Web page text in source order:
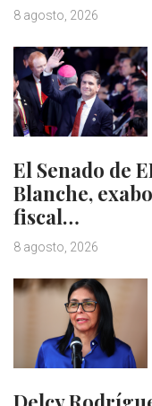
8 agosto, 2026
El Senado de
Blanche,
fiscal…
8 agosto, 2026